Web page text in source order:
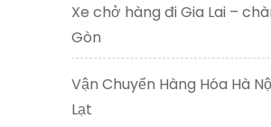
Xe chở hàng đi Gia Lai –
Gòn
Vận Chuyển Hàng Hóa Hà
Lạt